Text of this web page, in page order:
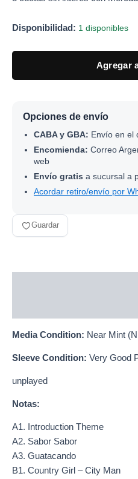
Disponibilidad: 1 disponibles
Agregar
Opciones de envío
CABA y GBA: Envío en el
Encomienda: Correo
web
Envío gratis a sucursal a
Acordar retiro/envío por
Guardar
Media Condition: Near Mint
Sleeve Condition: Very Good
unplayed
Notas:
A1. Introduction Theme
A2. Sabor Sabor
A3. Guatacando
B1. Country Girl – City Man